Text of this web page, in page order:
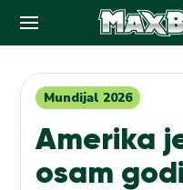
contentMundijal 2026
Amerika
osam